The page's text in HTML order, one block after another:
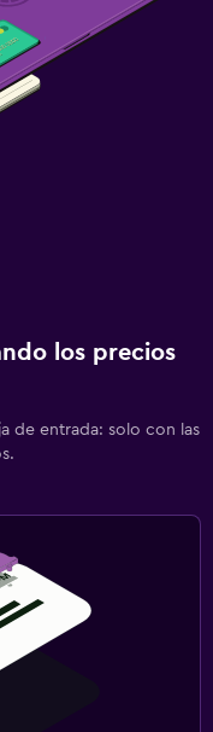
los precios
de entrada: solo con las